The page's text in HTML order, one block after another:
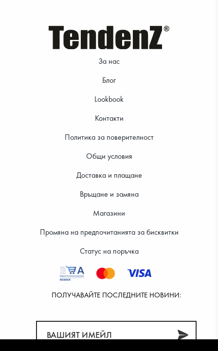
За нас
Блог
Lookbook
Контакти
Политика за поверителност
Общи условия
Доставка и плащане
Връщане и замяна
Магазини
Промяна на предпочитанията за бисквитки
Статус на поръчка
ПОЛУЧАВАЙТЕ ПОСЛЕДНИТЕ НОВИНИ: